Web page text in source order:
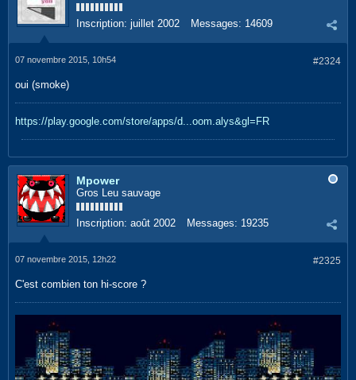
Inscription: juillet 2002 Messages: 14609
#2324
07 novembre 2015, 10h54
oui (smoke)
https://play.google.com/store/apps/d...oom.alys&gl=FR
Mpower
Gros Leu sauvage
Inscription: août 2002 Messages: 19235
#2325
07 novembre 2015, 12h22
C'est combien ton hi-score ?